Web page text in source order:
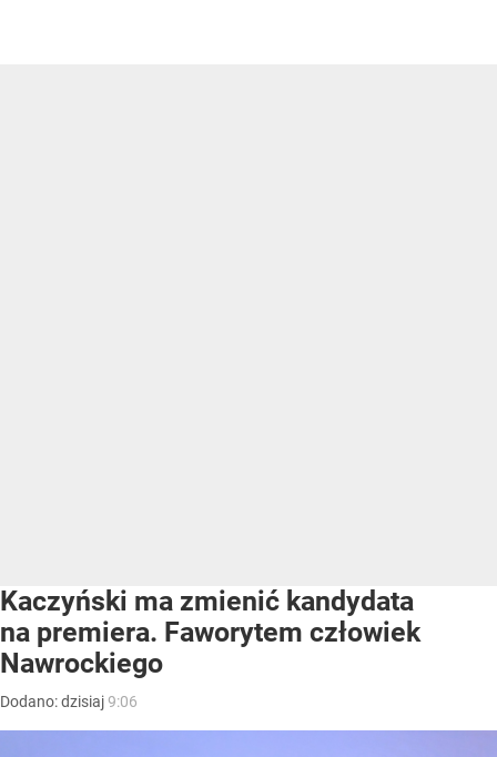
Kaczyński ma zmienić kandydata
na premiera. Faworytem człowiek
Nawrockiego
Dodano:dzisiaj9:06